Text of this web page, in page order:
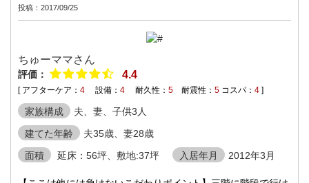
投稿：2017/09/25
ちゅーママさん
評価： 4.4
[ アフターケア： 4 設備： 4 耐久性： 5 耐震性： 5 コスパ： 4 ]
家族構成
夫、妻、子供3人
建てた年齢
夫35歳、妻28歳
面積
延床：56坪、敷地:37坪 入居年月 2012年3月